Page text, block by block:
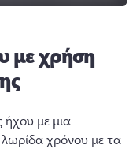
με χρήση
ήχου με μια
χρόνου με τα